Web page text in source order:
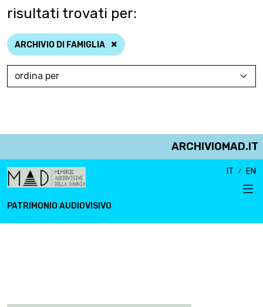
risultati trovati per:
ARCHIVIO DI FAMIGLIA
ARCHIVIOMAD.IT
PATRIMONIO AUDIOVISIVO
IT EN